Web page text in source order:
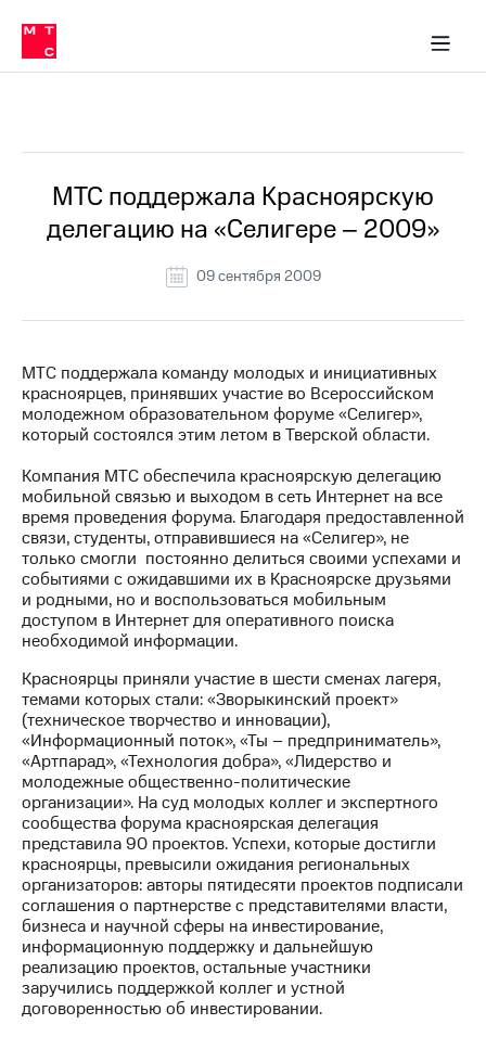
Медиа-центр
и акционерам
Устойчивое развитие
Комплаенс и деловая этика
компании
Карьера
История
компании
Руководство
Контакты
Медиа-центр
релизы
МТС
о технологиях
Достижения
Интервью
отчетность
Контакты
Новости
в
регионе
и акционерам
Корпоративное
управление
Корпоративный
секретарь
Раскрытие
информации
Информация
в МТС
Пресс-
релизы
о технологиях
МТС поддержала Красноярскую
делегацию на «Селигере – 2009»
09 сентября 2009
МТС поддержала команду молодых и инициативных
красноярцев, принявших участие во Всероссийском
молодежном образовательном форуме «Селигер»,
который состоялся этим летом в Тверской области.
Компания МТС обеспечила красноярскую делегацию
мобильной связью и выходом в сеть Интернет на все
время проведения форума. Благодаря предоставленной
связи, студенты, отправившиеся на «Селигер», не
только смогли постоянно делиться своими успехами и
событиями с ожидавшими их в Красноярске друзьями
и родными, но и воспользоваться мобильным
доступом в Интернет для оперативного поиска
необходимой информации.
Красноярцы приняли участие в шести сменах лагеря,
темами которых стали: «Зворыкинский проект»
(техническое творчество и инновации),
«Информационный поток», «Ты – предприниматель»,
«Артпарад», «Технология добра», «Лидерство и
молодежные общественно-политические
организации». На суд молодых коллег и экспертного
сообщества форума красноярская делегация
представила 90 проектов. Успехи, которые достигли
красноярцы, превысили ожидания региональных
организаторов: авторы пятидесяти проектов подписали
соглашения о партнерстве с представителями власти,
бизнеса и научной сферы на инвестирование,
информационную поддержку и дальнейшую
реализацию проектов, остальные участники
заручились поддержкой коллег и устной
договоренностью об инвестировании.